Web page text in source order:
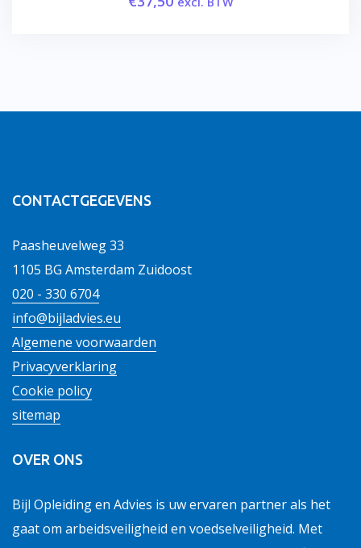
CONTACTGEGEVENS
Paasheuvelweg 33
1105 BG Amsterdam Zuidoost
020 - 330 6704
info@bijladvies.eu
Algemene voorwaarden
Privacyverklaring
Cookie policy
sitemap
OVER ONS
Bijl Opleiding en Advies is uw ervaren partner als het
gaat om arbeidsveiligheid en voedselveiligheid. Met